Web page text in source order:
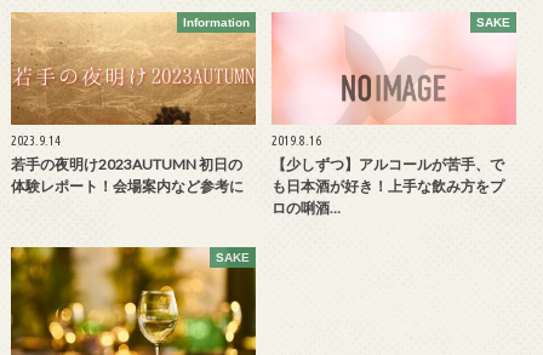
Information
2023.9.14
若手の夜明け2023AUTUMN 初日の
体験レポート！会場案内など参考に
SAKE
2019.8.16
【少しずつ】アルコールが苦手、で
も日本酒が好き！上手な飲み方をプ
ロの唎酒…
SAKE